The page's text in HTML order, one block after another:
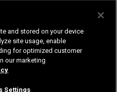
Germany Nederland
Nederlands
and stored on your device
site usage, enable
for optimized customer
our marketing
Settings